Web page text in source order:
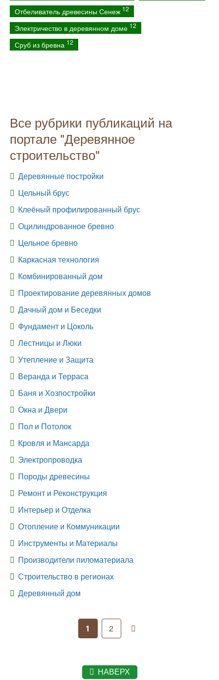
Отбеливатель древесины Сенеж 12
Электричество в деревянном доме 12
Сруб из бревна 12
Все рубрики публикаций на
портале "Деревянное
строительство"
Деревянные постройки
Цельный брус
Клеёный профилированный брус
Оцилиндрованное бревно
Цельное бревно
Каркасная технология
Комбинированный дом
Проектирование деревянных домов
Дачный дом и Беседки
Фундамент и Цоколь
Лестницы и Люки
Утепление и Защита
Веранда и Терраса
Баня и Хозпостройки
Окна и Двери
Пол и Потолок
Кровля и Мансарда
Электропроводка
Породы древесины
Ремонт и Реконструкция
Интерьер и Отделка
Отопление и Коммуникации
Инструменты и Материалы
Производители пиломатериала
Строительство в регионах
Деревянный дом
1 2
НАВЕРХ